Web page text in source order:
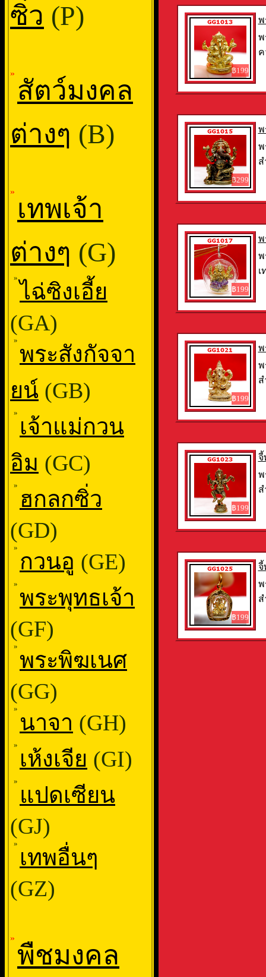
ซิ่ว (P)
»
สัตว์มงคล
ต่างๆ (B)
»
เทพเจ้า
ต่างๆ (G)
»
ไฉ่ซิงเอี้ย
(GA)
»
พระสังกัจจา
ยน์ (GB)
»
เจ้าแม่กวน
อิม (GC)
»
ฮกลกซิ่ว
(GD)
»
กวนอู (GE)
»
พระพุทธเจ้า
(GF)
»
พระพิฆเนศ
(GG)
»
นาจา (GH)
»
เห้งเจีย (GI)
»
แปดเซียน
(GJ)
»
เทพอื่นๆ
(GZ)
»
พืชมงคล
฿199
พ
พ
ค
฿299
พ
พ
ส
฿199
พ
พ
เ
฿199
พ
พ
ส
฿199
จี้
พ
ส
฿199
จี้
พ
ส